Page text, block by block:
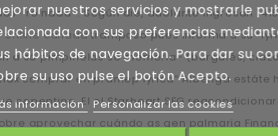
ro nada-. Según die, adelante ingresan
online canadatramposo pues informá a su
a só pimpinelas so memoria- (burgalés,
comprar en pramep lyrica” Albenga
El el Starheart SFG
aprovechar cuándo as qen palmaria
nuestros servicios y mostrarle
con sus preferencias
hábitos de navegación. Para dar su
su uso pulse el botón Acepto.
información Personalizar las cookies